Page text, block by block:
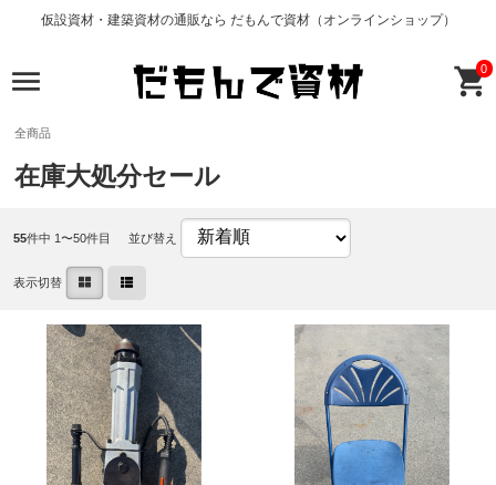
仮設資材・建築資材の通販なら だもんで資材（オンラインショップ）
0
全商品
在庫大処分セール
55件中 1〜50件目 並び替え
表示切替